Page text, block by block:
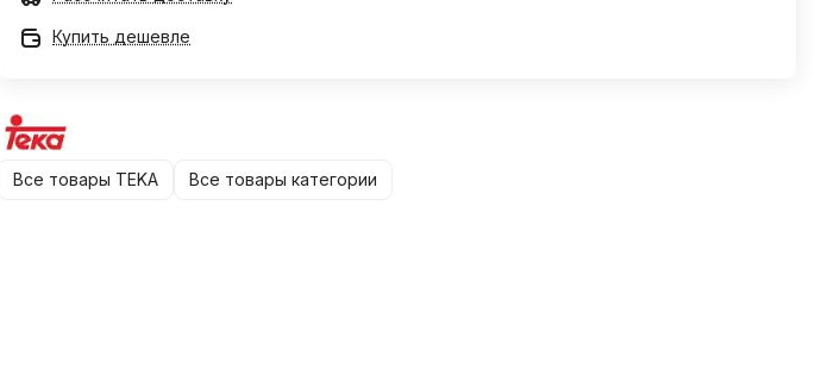
Купить дешевле
Все товары TEKA Все товары категории